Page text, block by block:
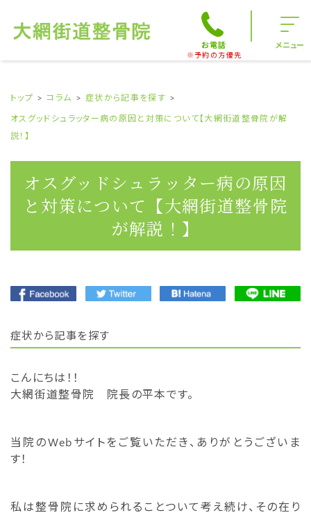
お電話
※予約の方優先
メニュー
トップ コラム
症状から記事を探す
オスグッドシュラッター病の原因と対策について【大網街道整骨院が解
説！】
オスグッドシュラッター病の原因
と対策について【大網街道整骨院
が解説！】
症状から記事を探す
こんにちは！！
大網街道整骨院 院長の平本です。
当院のWebサイトをご覧いただき、ありがとうございま
す！
私は整骨院に求められることついて考え続け、その在り